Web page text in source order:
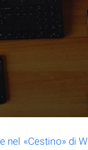
«Cestino» di